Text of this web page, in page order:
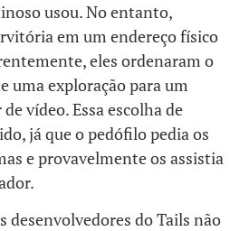
usou. No entanto,
em um endereço físico
eles ordenaram o
uma exploração para um
vídeo. Essa escolha de
já que o pedófilo pedia os
e provavelmente os assistia
desenvolvedores do Tails não